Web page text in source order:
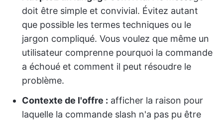
doit être simple et convivial. Évitez autant
que possible les termes techniques ou le
jargon compliqué. Vous voulez que même un
utilisateur comprenne pourquoi la commande
a échoué et comment il peut résoudre le
problème.
Contexte de l'offre : afficher la raison pour
laquelle la commande slash n'a pas pu être